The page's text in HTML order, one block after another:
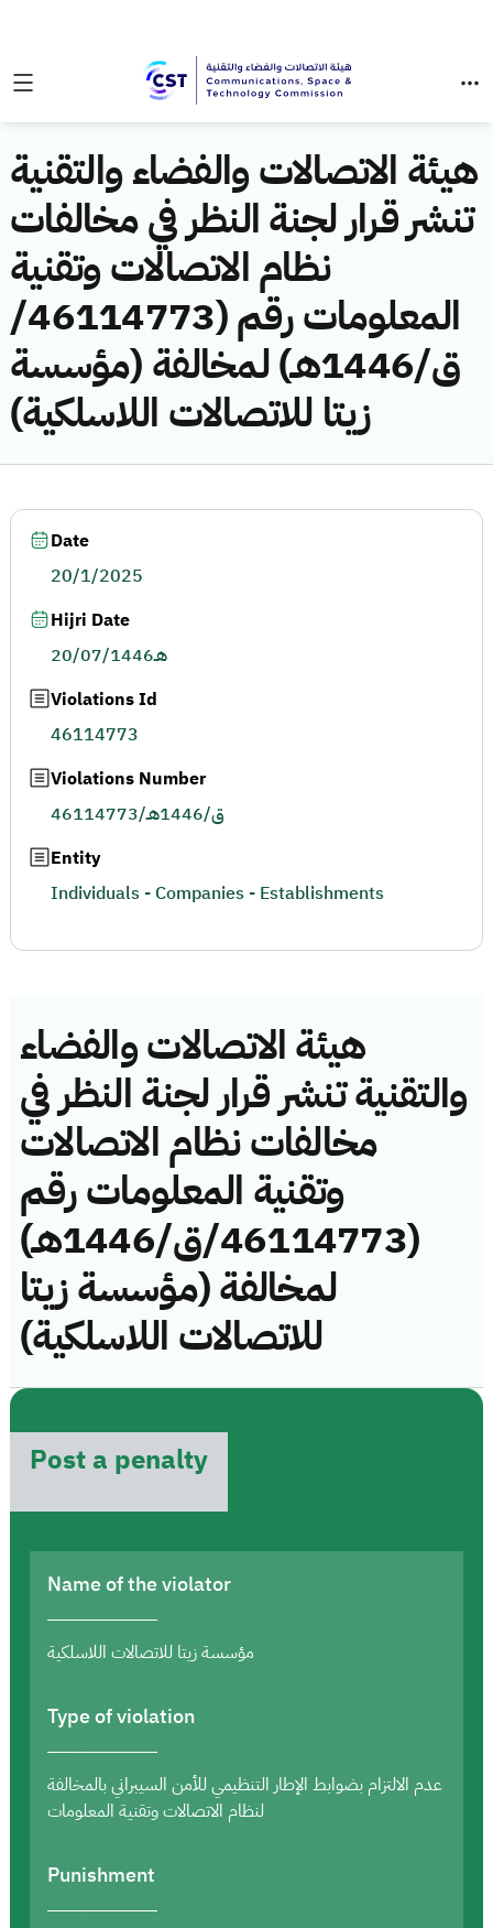
هيئة الاتصالات والفضاء والتقنية
تنشر قرار لجنة النظر في مخالفات
نظام الاتصالات وتقنية
المعلومات رقم (46114773/
ق/1446هـ) لمخالفة (مؤسسة
زيتا للاتصالات اللاسلكية)
هيئة الاتصالات والفضاء
والتقنية تنشر قرار لجنة النظر في
مخالفات نظام الاتصالات
وتقنية المعلومات رقم
(46114773/ق/1446هـ)
لمخالفة (مؤسسة زيتا
للاتصالات اللاسلكية)
Post a penalty
Name of the violator
مؤسسة زيتا للاتصالات اللاسلكية
Type of violation
عدم الالتزام بضوابط الإطار التنظيمي للأمن السيبراني بالمخالفة
لنظام الاتصالات وتقنية المعلومات
Punishment
Date
20/1/2025
Hijri Date
20/07/1446هـ
Violations Id
46114773
Violations Number
46114773/ق/1446هـ
Entity
Individuals - Companies - Establishments